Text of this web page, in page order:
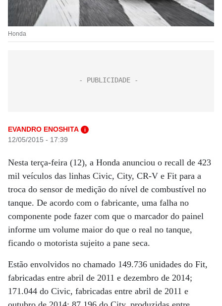
Honda
EVANDRO ENOSHITA i
12/05/2015 - 17:39
Nesta terça-feira (12), a Honda anunciou o recall de 423
mil veículos das linhas Civic, City, CR-V e Fit para a
troca do sensor de medição do nível de combustível no
tanque. De acordo com o fabricante, uma falha no
componente pode fazer com que o marcador do painel
informe um volume maior do que o real no tanque,
ficando o motorista sujeito a pane seca.
Estão envolvidos no chamado 149.736 unidades do Fit,
fabricadas entre abril de 2011 e dezembro de 2014;
171.044 do Civic, fabricadas entre abril de 2011 e